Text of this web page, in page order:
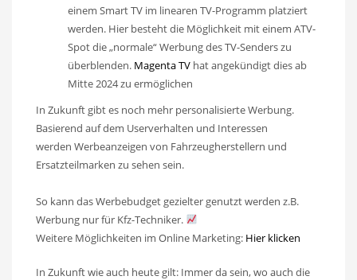
einem Smart TV im linearen TV-Programm platziert
werden. Hier besteht die Möglichkeit mit einem ATV-
Spot die „normale“ Werbung des TV-Senders zu
überblenden. Magenta TV hat angekündigt dies ab
Mitte 2024 zu ermöglichen
In Zukunft gibt es noch mehr personalisierte Werbung.
Basierend auf dem Userverhalten und Interessen
werden Werbeanzeigen von Fahrzeugherstellern und
Ersatzteilmarken zu sehen sein.
So kann das Werbebudget gezielter genutzt werden z.B.
Werbung nur für Kfz-Techniker.
Weitere Möglichkeiten im Online Marketing: Hier klicken
In Zukunft wie auch heute gilt: Immer da sein, wo auch die